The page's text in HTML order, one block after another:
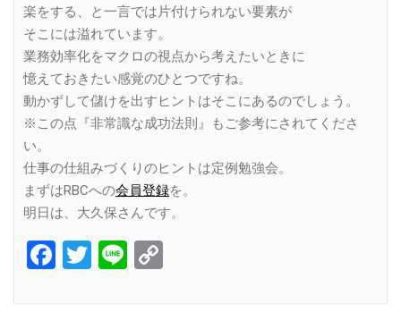
楽をする、と一言では片付けられない要素が
そこには溢れています。
業務効率化をマクロの視点から考えたいときに
憶えておきたい感覚のひとつですね。
動かずして儲けを出すヒントはそこにあるのでしょう。
※この点『非常識な成功法則』もご参考にされてくださ
い。
仕事の仕組みづくりのヒントは定例勉強会。
まずはRBCへの会員登録を。
明日は、大久保さんです。
Facebook
Twitter
Line